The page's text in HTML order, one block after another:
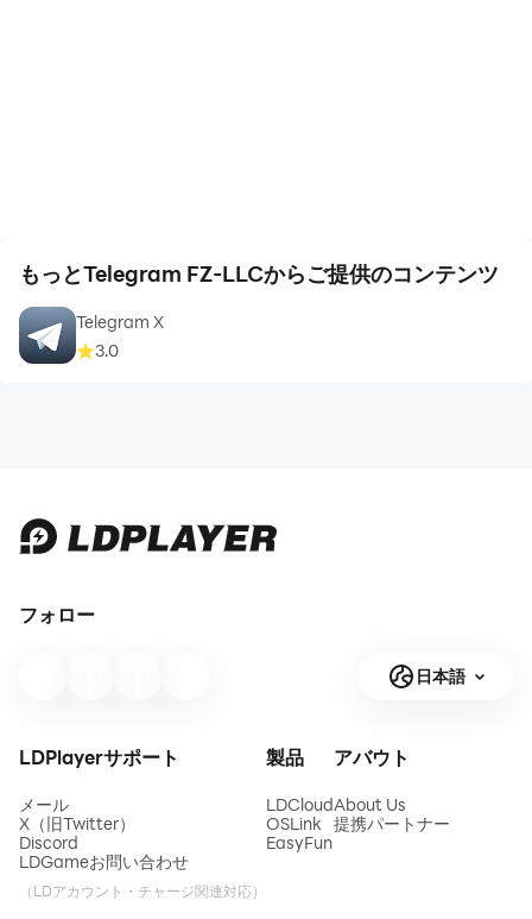
もっとTelegram FZ-LLCからご提供のコンテンツ
Telegram X
3.0
フォロー
日本語
LDPlayerサポート
メール
X（旧Twitter）
Discord
LDGameお問い合わせ
（LDアカウント・チャージ関連対応）
製品
LDCloud
OSLink
EasyFun
アバウト
About Us
提携パートナー